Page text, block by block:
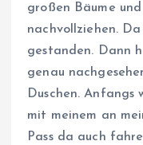
großen Bäume
nachvollziehen.
gestanden. Dann
genau
Duschen. Anfangs
mit meinem an
Pass da auch